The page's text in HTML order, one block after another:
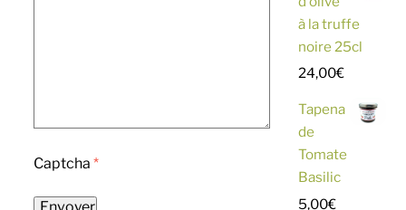
Captcha *
à la truffe
noire 25cl
24,00€
Tapena
de
Tomate
Basilic
5,00€